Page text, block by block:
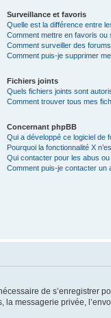
Surveillance et favoris
Quelle est la différence entre
Comment mettre en favoris ou
Comment surveiller des
Comment puis-je supprimer
Fichiers joints
Quels fichiers joints sont
Comment trouver tous mes
Concernant phpBB
Qui a développé ce logiciel de
Pourquoi la fonctionnalité X
Qui contacter pour les abus
Comment puis-je contacter un
de s’enregistrer
messagerie privée,